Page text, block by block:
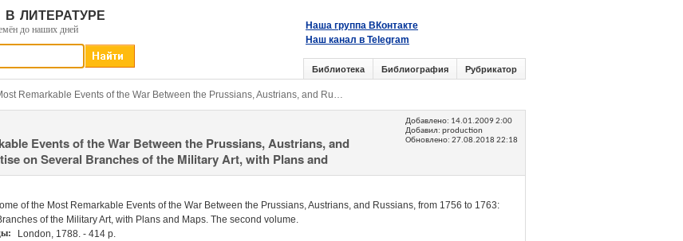
литературе
до наших дней
Наша группа ВКонтакте
Наш канал в Telegram
Библиотека Библиография Рубрикатор
Remarkable Events of the War Between the Prussians, Austrians, and Ru…
Events of the War Between the Prussians, Austrians, and
on Several Branches of the Military Art, with Plans and
Добавлено: 14.01.2009 2:00
Добавил: production
Обновлено: 27.08.2018 22:18
of the Most Remarkable Events of the War Between the Prussians, Austrians, and Russians, from 1756 to 1763:
of the Military Art, with Plans and Maps. The second volume.
London, 1788. - 414 p.